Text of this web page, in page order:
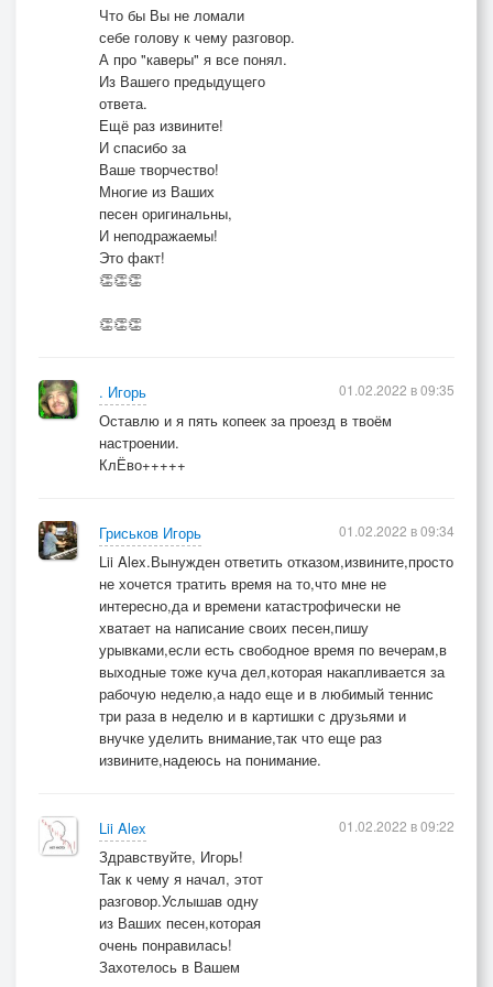
По нашим меркам это и немного.
Опять обнимешь,милая,меня,
Опять всплакнешь у нашего порога.2 раза.
Что бы Вы не ломали
себе голову к чему разговор.
А про "каверы" я все понял.
Из Вашего предыдущего
ответа.
Ещё раз извините!
И спасибо за
Ваше творчество!
Многие из Ваших
песен оригинальны,
И неподражаемы!
Это факт!
👏👏👏
👏👏👏
. Игорь
Оставлю и я пять копеек за проезд в твоём
настроении.
КлЁво+++++
01.02.2022 в 09:35
Гриськов Игорь
Lii Alex.Вынужден ответить отказом,извините,просто
не хочется тратить время на то,что мне не
интересно,да и времени катастрофически не
хватает на написание своих песен,пишу
урывками,если есть свободное время по вечерам,в
выходные тоже куча дел,которая накапливается за
рабочую неделю,а надо еще и в любимый теннис
три раза в неделю и в картишки с друзьями и
внучке уделить внимание,так что еще раз
извините,надеюсь на понимание.
01.02.2022 в 09:34
Lii Alex
Здравствуйте, Игорь!
Так к чему я начал, этот
разговор.Услышав одну
из Ваших песен,которая
очень понравилась!
Захотелось в Вашем
01.02.2022 в 09:22